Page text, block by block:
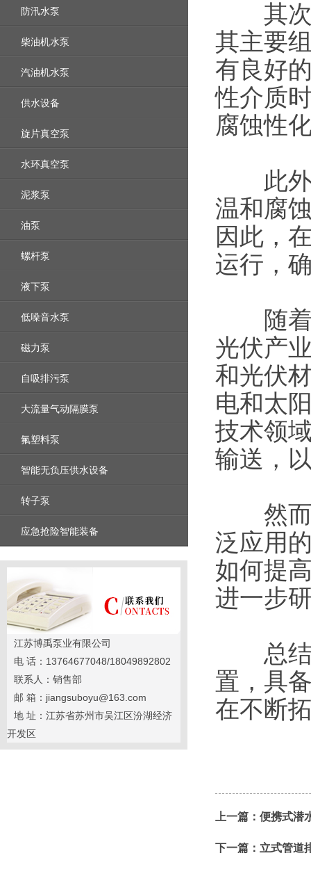
防汛水泵
柴油机水泵
汽油机水泵
供水设备
旋片真空泵
水环真空泵
泥浆泵
油泵
螺杆泵
液下泵
低噪音水泵
磁力泵
自吸排污泵
大流量气动隔膜泵
氟塑料泵
智能无负压供水设备
转子泵
应急抢险智能装备
江苏博禹泵业有限公司
电 话：13764677048/18049892802
联系人：销售部
邮 箱：jiangsuboyu@163.com
地 址：江苏省苏州市吴江区汾湖经济
开发区
其次
其主要
有良好
性介质
腐蚀性
此外
温和腐
因此，
运行，
随着
光伏产
和光伏
电和太
技术领
输送，
然而
泛应用
如何提
进一步
总结
置，具
在不断
上一篇： 便携式潜
下一篇： 立式管道